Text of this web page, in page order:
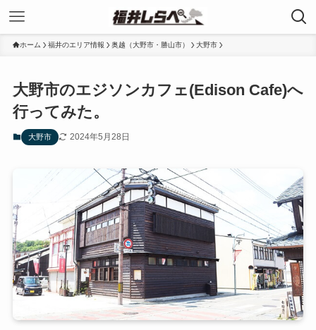
ホーム 福井のエリア情報 奥越（大野市・勝山市） 大野市
大野市のエジソンカフェ(Edison Cafe)へ
行ってみた。
大野市 2024年5月28日